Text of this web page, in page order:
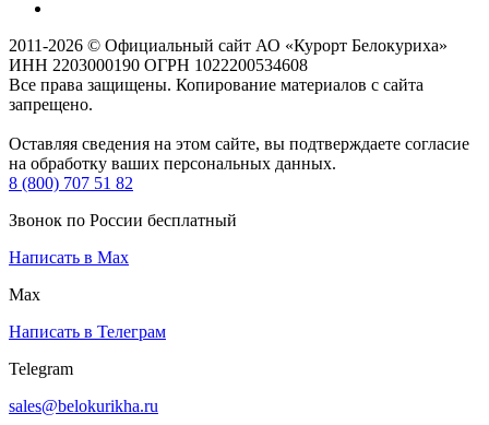
2011-2026 © Официальный сайт АО «Курорт Белокуриха»
ИНН 2203000190 ОГРН 1022200534608
Все права защищены. Копирование материалов с сайта
запрещено.
Оставляя сведения на этом сайте, вы подтверждаете согласие
на обработку ваших персональных данных.
8 (800) 707 51 82
Звонок по России бесплатный
Написать в Max
Max
Написать в Телеграм
Telegram
sales@belokurikha.ru